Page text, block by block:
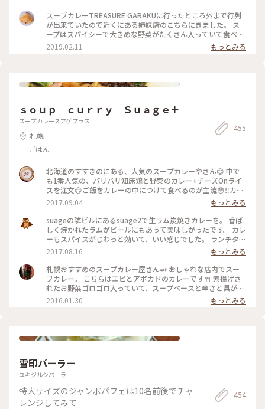
スープカレーTREASURE GARAKUに行ったところ外まで行列
が出来ていたので近くにある姉妹店のこちらにきました。 ス
ープはスパイシーで大きめな野菜がたくさん入っていて食べ応
えがあり美味しかったです。 #北海道 #札幌 #スープカレー #
北海道冬旅 #冬のごちそう
2019.02.11 もっとみる
ｓｏｕｐ ｃｕｒｒｙ Ｓｕａｇｅ＋
スープカレースアゲプラス
札幌
ごはん
455
北海道のすすきのにある、人気のスープカレーやさん😊 中で
も1番人気の、パリパリ知床鶏と野菜のカレー+チーズOnライ
スを注文😊ご飯をカレーの中につけて食べるのが主流😳‼️カレ
ーも、ルーというより、サラサラしたスープの中に、素揚げさ
れた野菜たち。素材の味も引き立って、美味しかった😋
2017.09.04
もっとみる
suageの隣ビルにあるsuage2で生ラム炭焼きカレーを。 香ば
しく焼かれたラムがビールにもあって美味しがったです。 カレ
ーもスパイスがじわっと効いて、いい感じでした。 ランチタイ
ムを少し外しましたが、本店もまだ人が並ばれていて、隣のビ
ルに行きましたが、すこし待ち客はいました。人気のほどがう
かがえました。 時間が限られる中での食事となるなら、前も
って計画立てられて行かれた方がいいかもしれません。
2017.08.16
もっとみる
札幌おすすめのスープカレー屋さん🍛 おしゃれな店内でスー
プカレー。 こちらはエビとアボカドのカレーです🍴 素揚げさ
れたお野菜ゴロゴロ入っていて、スープベースと辛さと具が選
べるので自分好みのカレーが食べれます☺️ 特に甘くておいし
いじゃがいもは感動ものでした！ 1000円ほどから選べるので
2016.01.30 もっとみる
雪印パーラー
ユキジルシパーラー
特大サイズのジャンボパフェは10名前後でチャ
レンジしてみて
454